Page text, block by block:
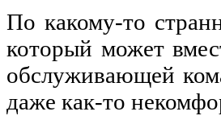
По какому-то
который может
обслуживающей
даже как-то